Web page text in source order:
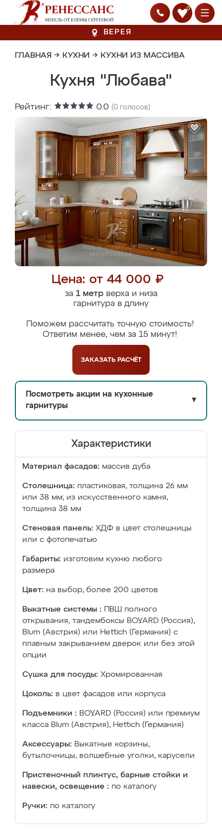
0
ВЕРЕЯ
ГЛАВНАЯ → КУХНИ → КУХНИ ИЗ МАССИВА
Кухня "Любава"
Рейтинг: 0.0 (0 голосов)
Цена: от 44 000 ₽
за 1 метрверха и низа
гарнитура в длину
Поможем рассчитать точную стоимость!
Ответим менее, чем за 15 минут!
ЗАКАЗАТЬ РАСЧЁТ
Посмотреть акции на кухонные
гарнитуры
▼
Характеристики
Материал фасадов: массив дуба
Столешница: пластиковая, толщина 26 мм
или 38 мм; из искусственного камня,
толщина 38 мм
Стеновая панель: ХДФ в цвет столешницы
или с фотопечатью
Габариты: изготовим кухню любого
размера
Цвет: на выбор, более 200 цветов
Выкатные системы :
ПВШ полного
открывания, тандембоксы BOYARD (Россия),
Blum (Австрия) или Hettich (Германия) с
плавным закрыванием дверок или без этой
опции
Сушка для посуды: Хромированная
Цоколь: в цвет фасадов или корпуса
Подъемники : BOYARD (Россия) или премиум
класса Blum (Австрия), Hettich (Германия)
Аксессуары: Выкатные корзины,
бутылочницы, волшебные уголки, карусели
Пристеночный плинтус, барные стойки и
навески, освещение : по каталогу
Ручки: по каталогу